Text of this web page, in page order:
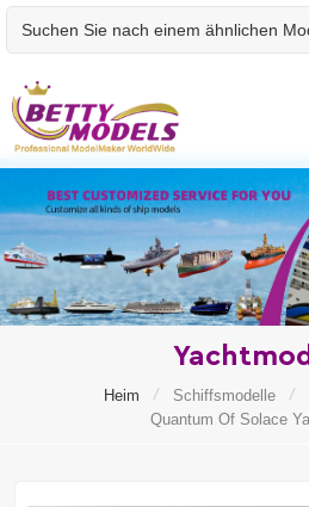
Heim / Schiffsmodelle /
Quantum Of Solace